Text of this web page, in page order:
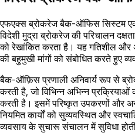
एफएक्स ब्रोकरेज बैक-ऑफिस सिस्टम एक
विदेशी मुद्रा ब्रोकरेज की परिचालन
को रेखांकित करता है। यह गतिशील और
की बहुमुखी मांगों को संबोधित करते हुए
बैक-ऑफ़िस प्रणाली अनिवार्य रूप से
करती है, जो विभिन्न अभिन्न
करती है। इसमें परिष्कृत उपकरणों और
नियमित कार्यों को सुव्यवस्थित और
व्यवसाय के सुचारू संचालन में सुविधा